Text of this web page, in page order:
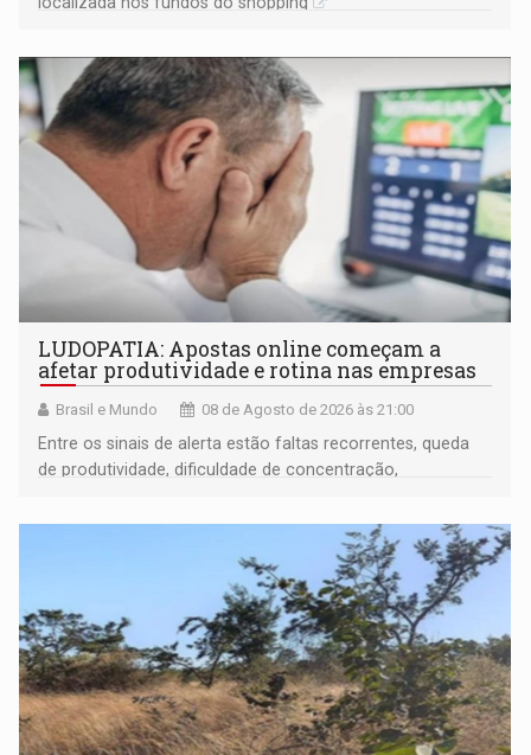
LUDOPATIA: Apostas online começam a
afetar produtividade e rotina nas empresas
Brasil e Mundo 08 de Agosto de 2026 às 21:00
Entre os sinais de alerta estão faltas recorrentes, queda
de produtividade, dificuldade de concentração,